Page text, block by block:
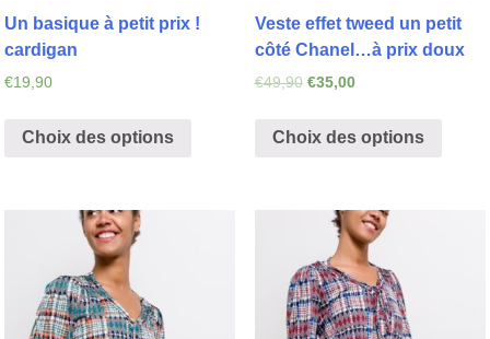
Un basique à petit prix !
cardigan
€19,90
Choix des options
Veste effet tweed un petit
côté Chanel…à prix doux
€49,90 €35,00
Choix des options